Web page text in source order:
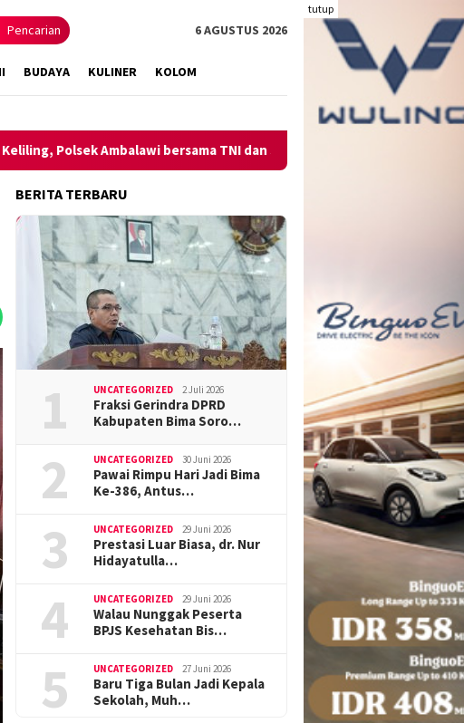
tutup
Pencarian 6 AGUSTUS 2026
BUDAYA KULINER KOLOM
Ambalawi bersama TNI dan SatPolPP Sita Minuman Keras
BERITA TERBARU
1 UNCATEGORIZED 2 Juli 2026
Fraksi Gerindra DPRD
Kabupaten Bima Soro…
2 UNCATEGORIZED 30 Juni 2026
Pawai Rimpu Hari Jadi Bima
Ke-386, Antus…
3 UNCATEGORIZED 29 Juni 2026
Prestasi Luar Biasa, dr. Nur
Hidayatulla…
4 UNCATEGORIZED 29 Juni 2026
Walau Nunggak Peserta
BPJS Kesehatan Bis…
5 UNCATEGORIZED 27 Juni 2026
Baru Tiga Bulan Jadi Kepala
Sekolah, Muh…